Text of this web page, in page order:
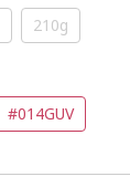
210g
#014GUV